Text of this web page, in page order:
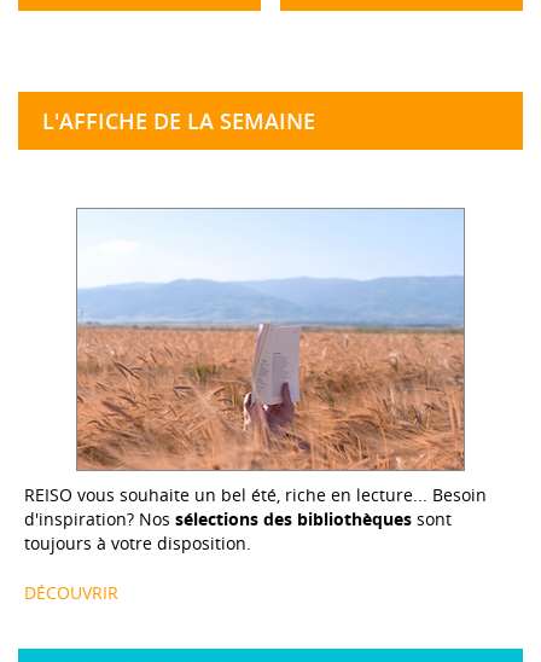
L'AFFICHE DE LA SEMAINE
REISO vous souhaite un bel été, riche en lecture... Besoin
d'inspiration? Nos sélections des bibliothèques sont
toujours à votre disposition.
DÉCOUVRIR